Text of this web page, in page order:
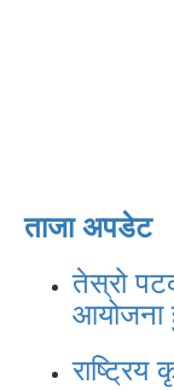
ताजा अपडेट
तेस्रो
आयोजना
राष्ट्रिय